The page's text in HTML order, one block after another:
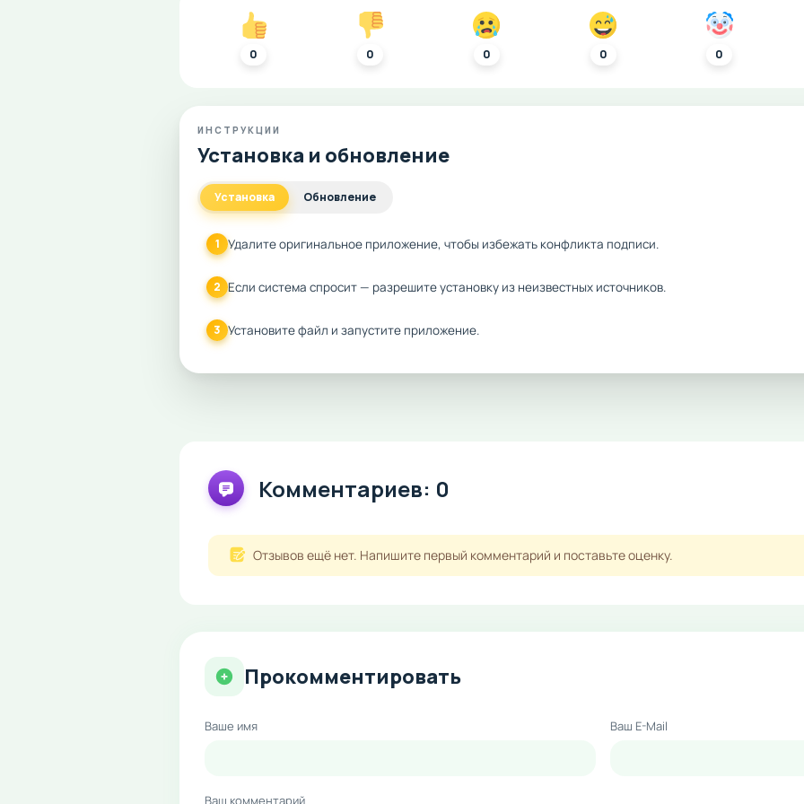
0 0 0 0 0
ИНСТРУКЦИИ
Установка и обновление
Установка Обновление
1 Удалите оригинальное приложение, чтобы избежать конфликта подписи.
2 Если система спросит — разрешите установку из неизвестных источников.
3 Установите файл и запустите приложение.
Комментариев: 0
Отзывов ещё нет. Напишите первый комментарий и поставьте оценку.
Прокомментировать
Ваше имя Ваш E-Mail
Ваш комментарий